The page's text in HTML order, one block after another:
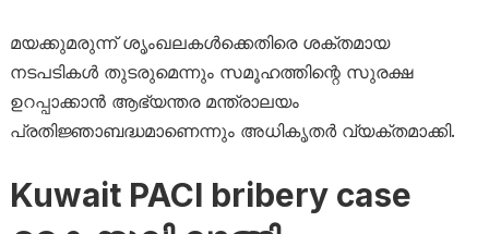
മയക്കുമരുന്ന് ശൃംഖലകൾക്കെതിരെ ശക്തമായ
നടപടികൾ തുടരുമെന്നും സമൂഹത്തിന്റെ സുരക്ഷ
ഉറപ്പാക്കാൻ ആഭ്യന്തര മന്ത്രാലയം
പ്രതിജ്ഞാബദ്ധമാണെന്നും അധികൃതർ വ്യക്തമാക്കി.
Kuwait PACI bribery case